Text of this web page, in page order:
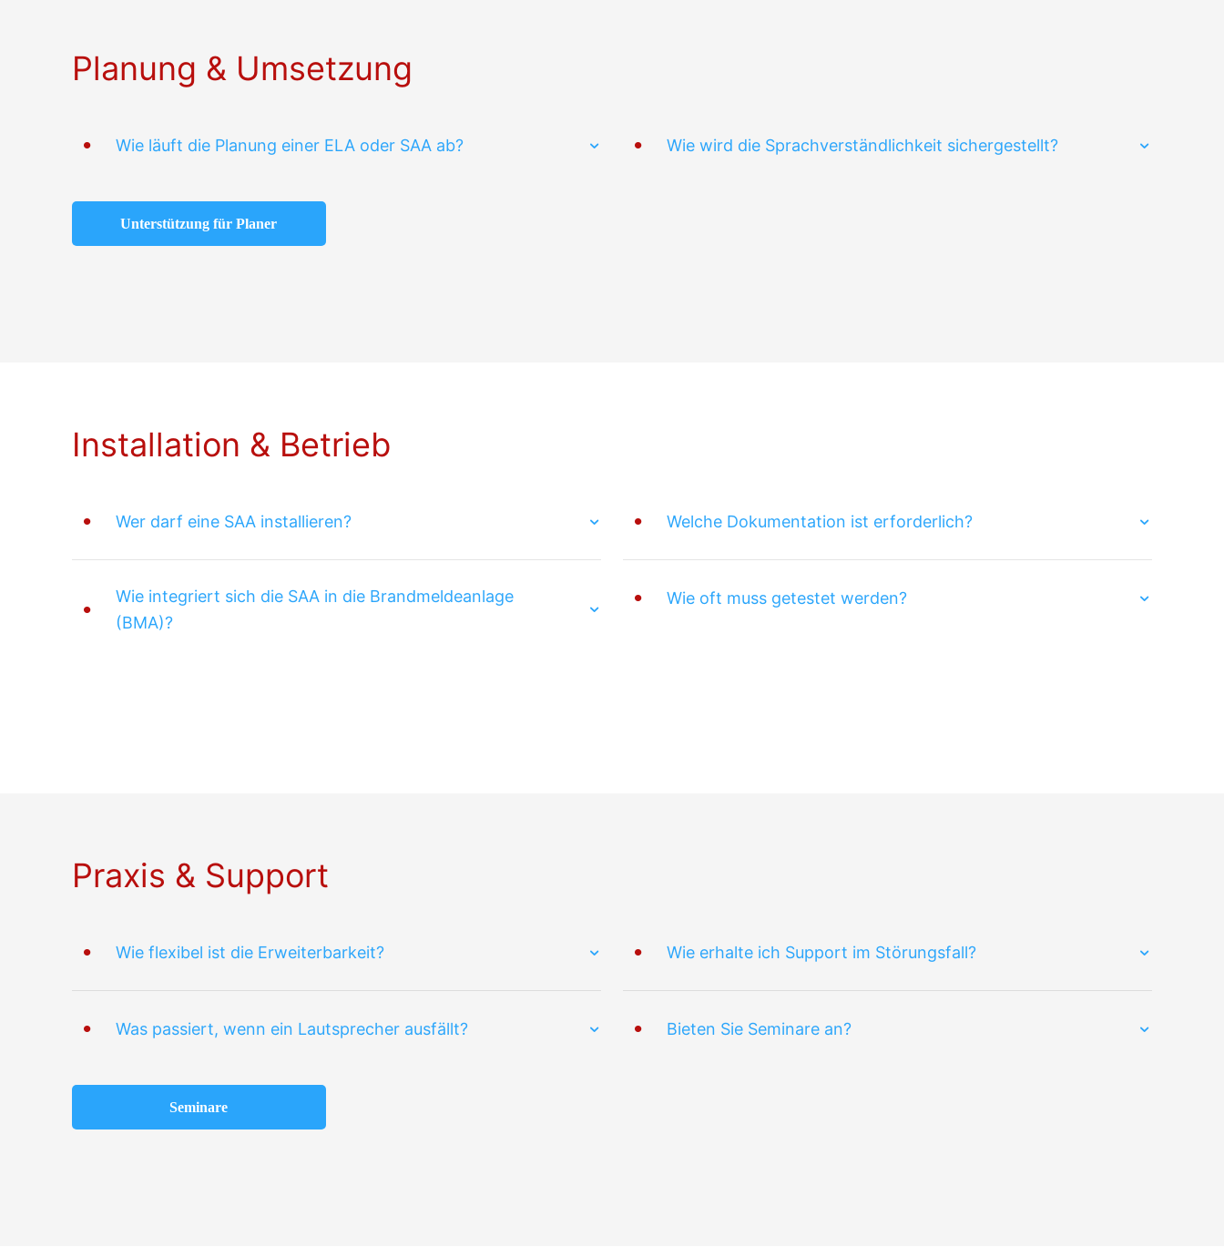
Planung & Umsetzung
Wie läuft die Planung einer ELA oder SAA ab? Wie wird die Sprachverständlichkeit sichergestellt?
Unterstützung für Planer
Installation & Betrieb
Wer darf eine SAA installieren?
Wie integriert sich die SAA in die Brandmeldeanlage
(BMA)?
Welche Dokumentation ist erforderlich?
Wie oft muss getestet werden?
Praxis & Support
Wie flexibel ist die Erweiterbarkeit?
Was passiert, wenn ein Lautsprecher ausfällt?
Wie erhalte ich Support im Störungsfall?
Bieten Sie Seminare an?
Seminare